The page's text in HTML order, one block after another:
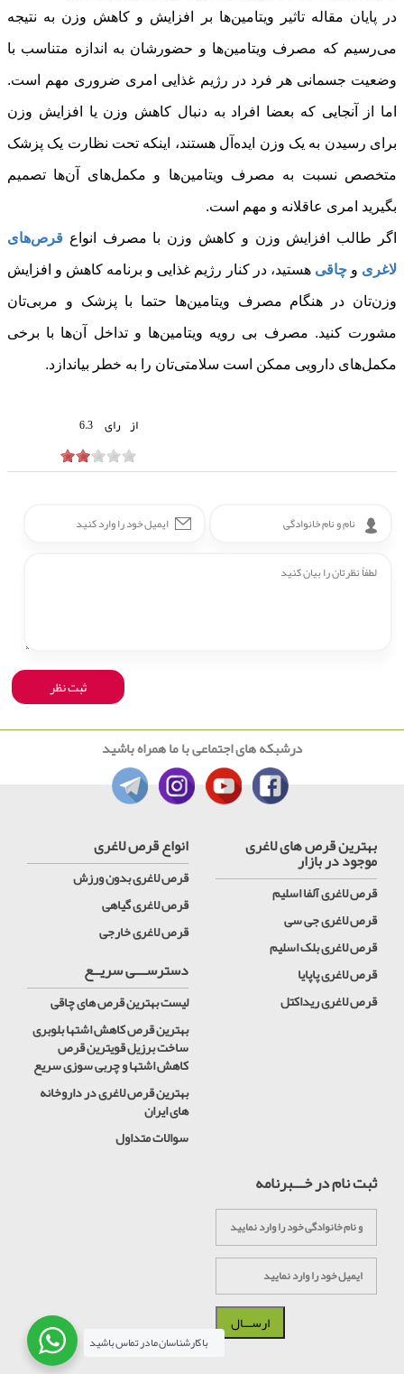
در پایان مقاله تاثیر ویتامین‌ها بر افزایش و کاهش وزن به نتیجه
می‌رسیم که مصرف ویتامین‌ها و حضورشان به اندازه متناسب با
وضعیت جسمانی هر فرد در رژیم غذایی امری ضروری مهم است.
اما از آنجایی که بعضا افراد به دنبال کاهش وزن یا افزایش وزن
برای رسیدن به یک وزن ایده‌آل هستند، اینکه تحت نظارت یک پزشک
متخصص نسبت به مصرف ویتامین‌ها و مکمل‌های آن‌ها تصمیم
بگیرید امری عاقلانه و مهم است.
اگر طالب افزایش وزن و کاهش وزن با مصرف انواع قرص‌های
لاغری وچاقی هستید، در کنار رژیم غذایی و برنامه کاهش و افزایش
وزن‌تان در هنگام مصرف ویتامین‌ها حتما با پزشک و مربی‌تان
مشورت کنید. مصرف بی رویه ویتامین‌ها و تداخل آن‌ها با برخی
مکمل‌های دارویی ممکن است سلامتی‌تان را به خطر بیاندازد.
از رای 6.3
درشبکه های اجتماعی با ما همراه باشید
بهترین قرص های لاغری
موجود در بازار
قرص لاغری آلفا اسلیم
قرص لاغری جی سی
قرص لاغری بلک اسلیم
قرص لاغری پاپایا
قرص لاغری ریداکتل
انواع قرص لاغری
قرص لاغری بدون ورزش
قرص لاغری گیاهی
قرص لاغری خارجی
دسترســـی سریــع
لیست بهترین قرص های چاقی
بهترین قرص کاهش اشتها بلوبری
ساخت برزیل قویترین قرص
کاهش اشتها و چربی سوزی سریع
بهترین قرص لاغری در داروخانه
های ایران
سوالات متداول
ثبت نام در خـــبرنامه
با کارشناسان ما در تماس باشید